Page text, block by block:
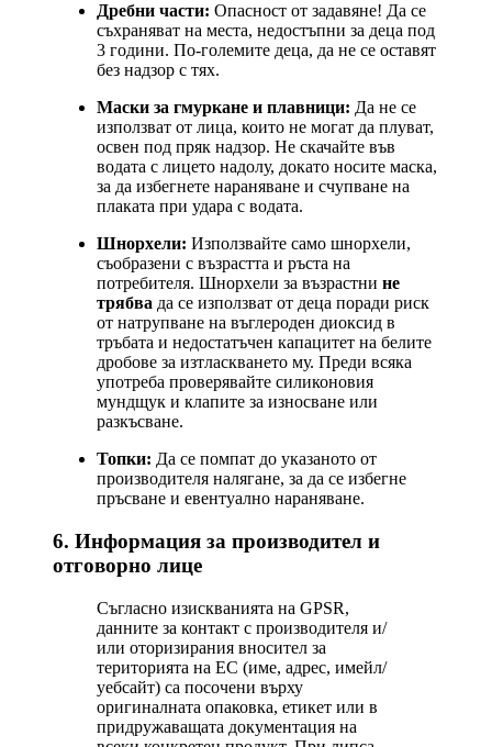
Дребни части: Опасност от задавяне! Да се
съхраняват на места, недостъпни за деца под
3 години. По-големите деца, да не се оставят
без надзор с тях.
Маски за гмуркане и плавници: Да не се
използват от лица, които не могат да плуват,
освен под пряк надзор. Не скачайте във
водата с лицето надолу, докато носите маска,
за да избегнете нараняване и счупване на
плаката при удара с водата.
Шнорхели: Използвайте само шнорхели,
съобразени с възрастта и ръста на
потребителя. Шнорхели за възрастни не
трябва да се използват от деца поради риск
от натрупване на въглероден диоксид в
тръбата и недостатъчен капацитет на белите
дробове за изтласкването му. Преди всяка
употреба проверявайте силиконовия
мундщук и клапите за износване или
разкъсване.
Топки: Да се помпат до указаното от
производителя налягане, за да се избегне
пръсване и евентуално нараняване.
6. Информация за производител и
отговорно лице
Съгласно изискванията на GPSR,
данните за контакт с производителя и/
или оторизирания вносител за
територията на ЕС (име, адрес, имейл/
уебсайт) са посочени върху
оригиналната опаковка, етикет или в
придружаващата документация на